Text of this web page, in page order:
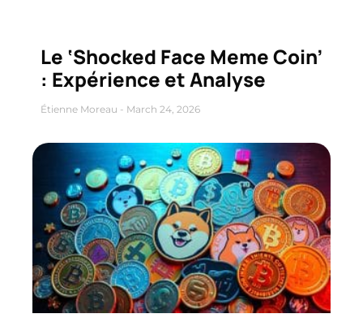
Le ‘Shocked Face Meme Coin’
: Expérience et Analyse
Étienne Moreau March 24, 2026